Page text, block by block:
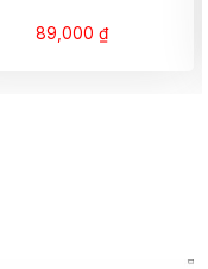
89,000 ₫